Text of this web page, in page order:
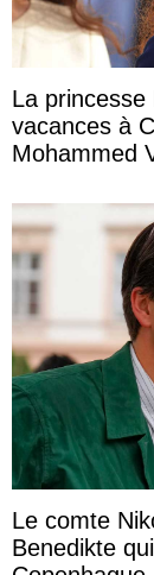
La
vacances à
Mohammed
Le comte
Benedikte